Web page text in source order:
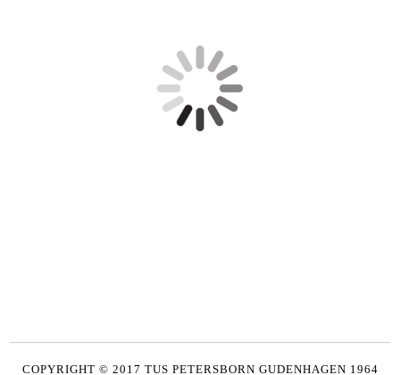
COPYRIGHT © 2017 TUS PETERSBORN GUDENHAGEN 1964